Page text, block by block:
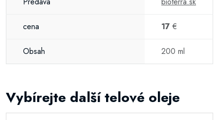
cena 17 €
Obsah 200 ml
Vybírejte další telové oleje